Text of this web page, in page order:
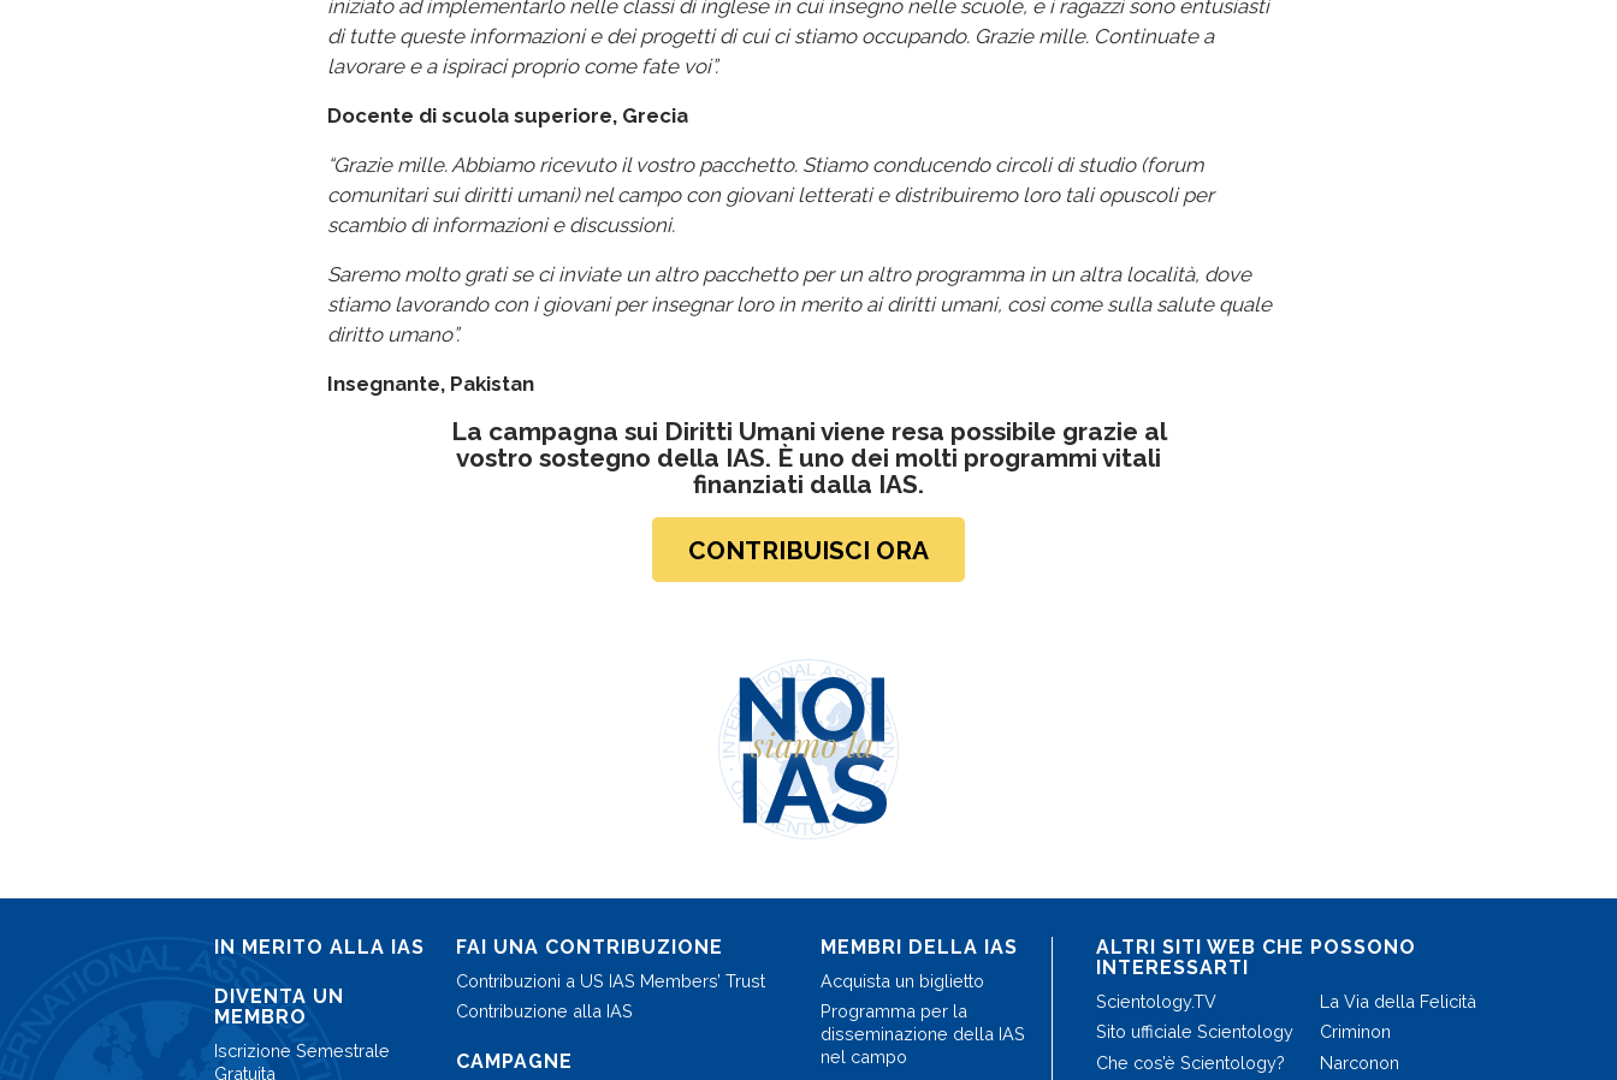
iniziato ad implementarlo nelle classi di inglese in cui insegno nelle scuole, e i ragazzi sono entusiasti
di tutte queste informazioni e dei progetti di cui ci stiamo occupando. Grazie mille. Continuate a
lavorare e a ispiraci proprio come fate voi”.
Docente di scuola superiore, Grecia
“Grazie mille. Abbiamo ricevuto il vostro pacchetto. Stiamo conducendo circoli di studio (forum
comunitari sui diritti umani) nel campo con giovani letterati e distribuiremo loro tali opuscoli per
scambio di informazioni e discussioni.
Saremo molto grati se ci inviate un altro pacchetto per un altro programma in un altra località, dove
stiamo lavorando con i giovani per insegnar loro in merito ai diritti umani, così come sulla salute quale
diritto umano”.
Insegnante, Pakistan
La campagna sui Diritti Umani viene resa possibile grazie al
vostro sostegno della IAS. È uno dei molti programmi vitali
finanziati dalla IAS.
CONTRIBUISCI ORA
IN MERITO ALLA IAS
DIVENTA UN
MEMBRO
Iscrizione Semestrale
Gratuita
FAI UNA CONTRIBUZIONE
Contribuzioni a US IAS Members’ Trust
Contribuzione alla IAS
CAMPAGNE
MEMBRI DELLA IAS
Acquista un biglietto
Programma per la
disseminazione della IAS
nel campo
ALTRI SITI WEB CHE POSSONO
INTERESSARTI
Scientology.TV
Sito ufficiale Scientology
Che cos’è Scientology?
La Via della Felicità
Criminon
Narconon